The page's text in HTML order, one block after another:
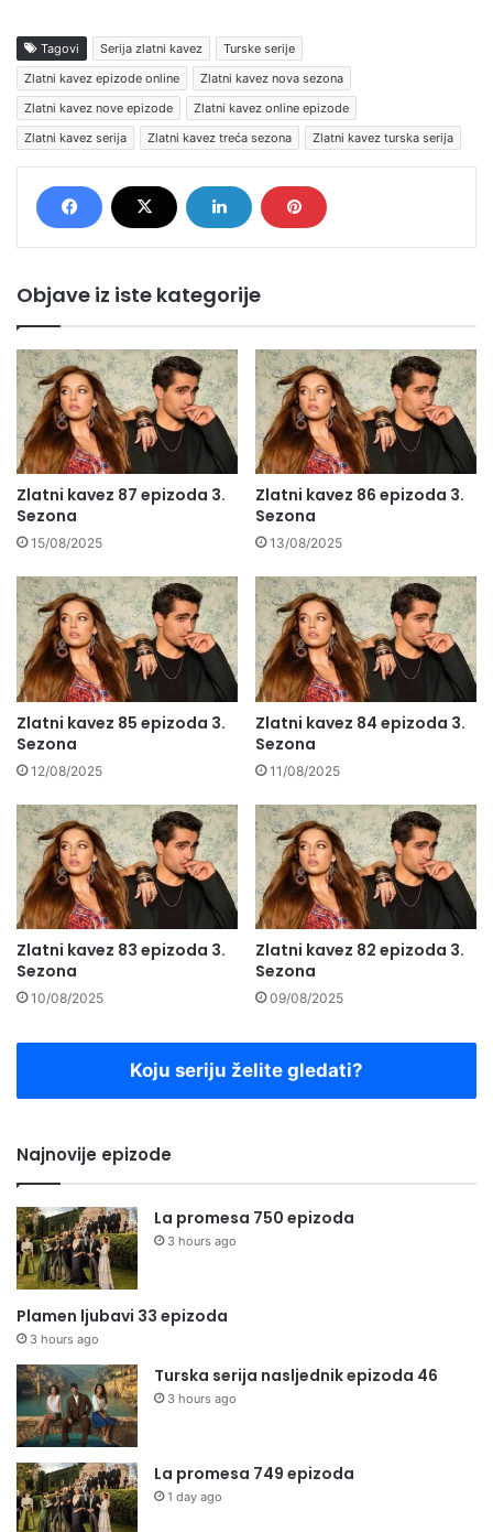
Tagovi Serija zlatni kavez
Turske serije
Zlatni kavez epizode online
Zlatni kavez nova sezona
Zlatni kavez nove epizode
Zlatni kavez online epizode
Zlatni kavez serija
Zlatni kavez treća sezona Zlatni kavez turska serija
Objave iz iste kategorije
Zlatni kavez 87 epizoda 3.
Sezona
15/08/2025
Zlatni kavez 86 epizoda 3.
Sezona
13/08/2025
Zlatni kavez 85 epizoda 3.
Sezona
12/08/2025
Zlatni kavez 84 epizoda 3.
Sezona
11/08/2025
Zlatni kavez 83 epizoda 3.
Sezona
10/08/2025
Zlatni kavez 82 epizoda 3.
Sezona
09/08/2025
Koju seriju želite gledati?
Najnovije epizode
La promesa 750 epizoda
3 hours ago
Plamen ljubavi 33 epizoda
3 hours ago
Turska serija nasljednik epizoda 46
3 hours ago
La promesa 749 epizoda
1 day ago